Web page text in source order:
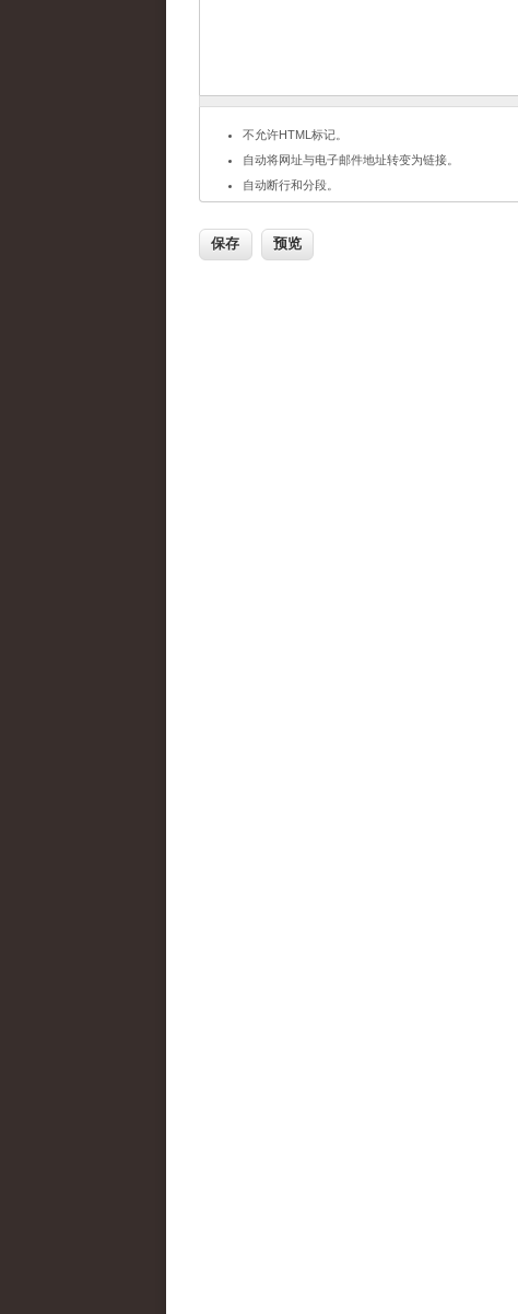
不允许HTML标记。
自动将网址与电子邮件地址转变为链接。
自动断行和分段。